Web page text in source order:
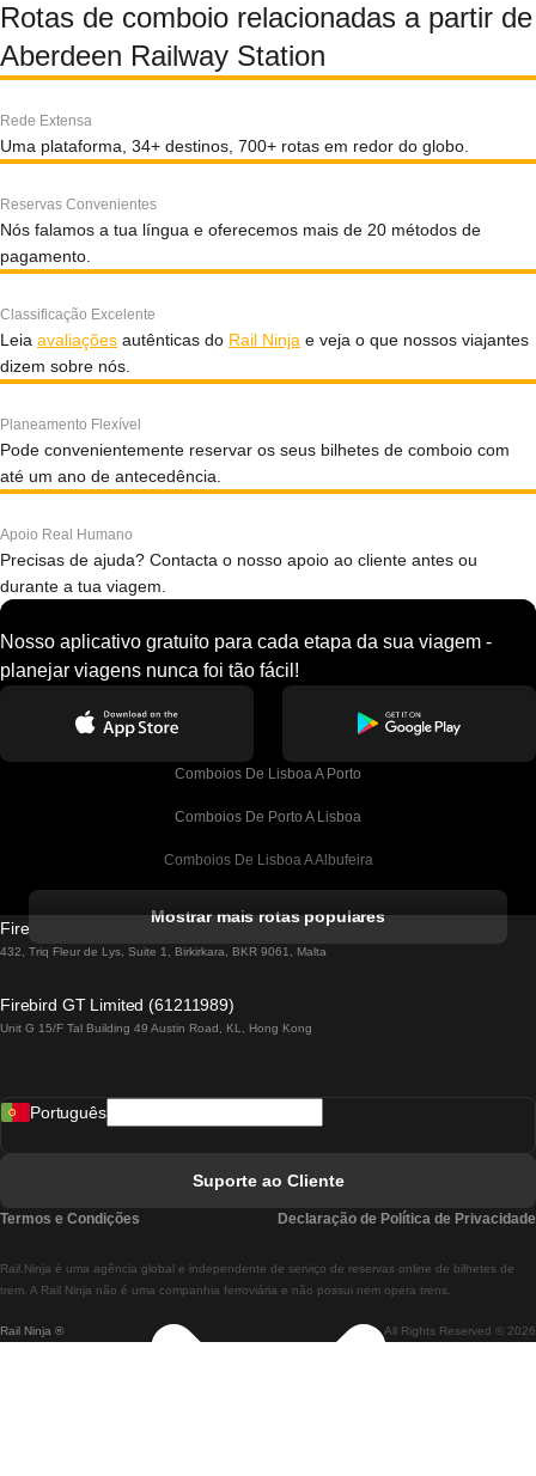
Rotas de comboio relacionadas a partir de
Aberdeen Railway Station
Rede Extensa
Uma plataforma, 34+ destinos, 700+ rotas em redor do globo.
Reservas Convenientes
Nós falamos a tua língua e oferecemos mais de 20 métodos de
pagamento.
Classificação Excelente
Leia avaliações autênticas do Rail Ninja e veja o que nossos viajantes
dizem sobre nós.
Planeamento Flexível
Pode convenientemente reservar os seus bilhetes de comboio com
até um ano de antecedência.
Apoio Real Humano
Precisas de ajuda? Contacta o nosso apoio ao cliente antes ou
durante a tua viagem.
Nosso aplicativo gratuito para cada etapa da sua viagem -
planejar viagens nunca foi tão fácil!
Comboios De Lisboa A Porto
Comboios De Porto A Lisboa
Comboios De Lisboa A Albufeira
Comboios De Lisboa A Lagos
Comboios De Lisboa A Madrid
Comboios De Lisboa A Braga
Comboios De Braga A Lisboa
Mostrar mais rotas populares
Firebird GT Limited (OC 1451)
432, Triq Fleur de Lys, Suite 1, Birkirkara, BKR 9061, Malta
Firebird GT Limited (61211989)
Unit G 15/F Tal Building 49 Austin Road, KL, Hong Kong
Rail Ninja ® All Rights Reserved © 2026
Rail.Ninja é uma agência global e independente de serviço de reservas online de bilhetes de
trem. A Rail Ninja não é uma companhia ferroviária e não possui nem opera trens.
Português
Suporte ao Cliente
Termos e Condições Declaração de Política de Privacidade